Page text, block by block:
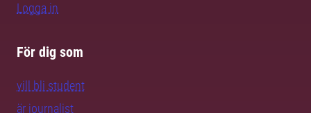
Logga in
För dig som
vill bli student
är journalist